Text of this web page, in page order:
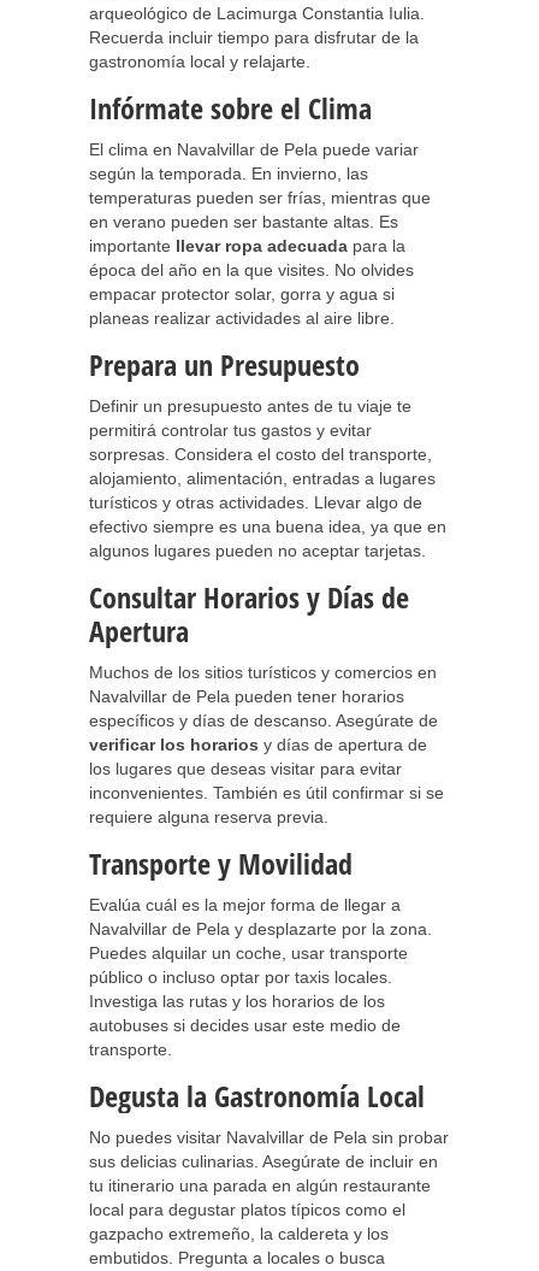
arqueológico de Lacimurga Constantia Iulia.
Recuerda incluir tiempo para disfrutar de la
gastronomía local y relajarte.
Infórmate sobre el Clima
El clima en Navalvillar de Pela puede variar
según la temporada. En invierno, las
temperaturas pueden ser frías, mientras que
en verano pueden ser bastante altas. Es
importante llevar ropa adecuada para la
época del año en la que visites. No olvides
empacar protector solar, gorra y agua si
planeas realizar actividades al aire libre.
Prepara un Presupuesto
Definir un presupuesto antes de tu viaje te
permitirá controlar tus gastos y evitar
sorpresas. Considera el costo del transporte,
alojamiento, alimentación, entradas a lugares
turísticos y otras actividades. Llevar algo de
efectivo siempre es una buena idea, ya que en
algunos lugares pueden no aceptar tarjetas.
Consultar Horarios y Días de
Apertura
Muchos de los sitios turísticos y comercios en
Navalvillar de Pela pueden tener horarios
específicos y días de descanso. Asegúrate de
verificar los horarios y días de apertura de
los lugares que deseas visitar para evitar
inconvenientes. También es útil confirmar si se
requiere alguna reserva previa.
Transporte y Movilidad
Evalúa cuál es la mejor forma de llegar a
Navalvillar de Pela y desplazarte por la zona.
Puedes alquilar un coche, usar transporte
público o incluso optar por taxis locales.
Investiga las rutas y los horarios de los
autobuses si decides usar este medio de
transporte.
Degusta la Gastronomía Local
No puedes visitar Navalvillar de Pela sin probar
sus delicias culinarias. Asegúrate de incluir en
tu itinerario una parada en algún restaurante
local para degustar platos típicos como el
gazpacho extremeño, la caldereta y los
embutidos. Pregunta a locales o busca